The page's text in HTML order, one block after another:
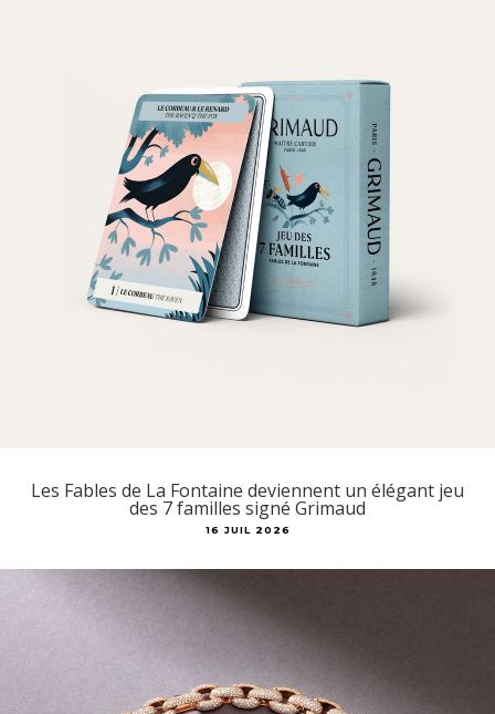
Les Fables de La Fontaine deviennent un élégant jeu
des 7 familles signé Grimaud
16 JUIL 2026